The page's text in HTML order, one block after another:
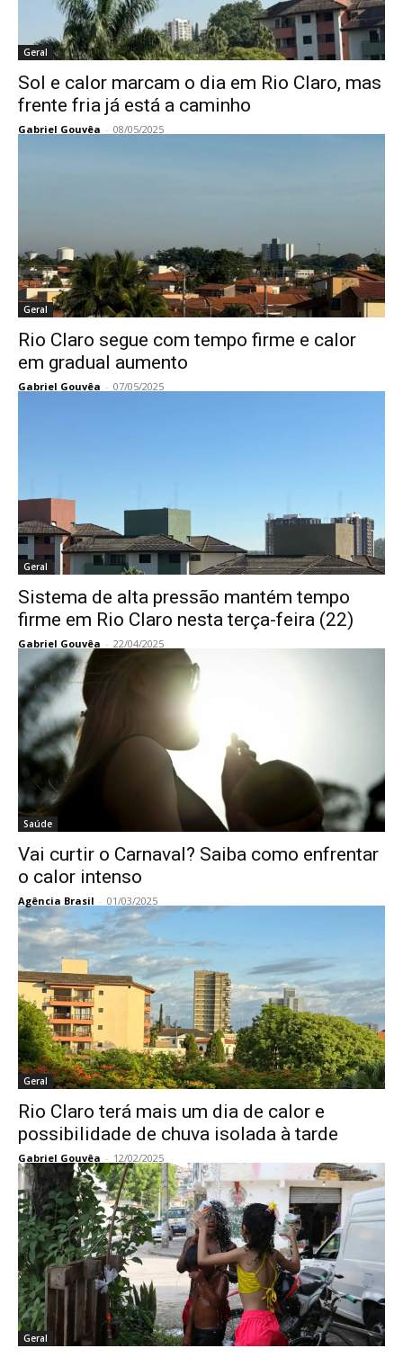
Geral
Sol e calor marcam o dia em Rio Claro, mas
frente fria já está a caminho
Gabriel Gouvêa - 08/05/2025
Geral
Rio Claro segue com tempo firme e calor
em gradual aumento
Gabriel Gouvêa - 07/05/2025
Geral
Sistema de alta pressão mantém tempo
firme em Rio Claro nesta terça-feira (22)
Gabriel Gouvêa - 22/04/2025
Saúde
Vai curtir o Carnaval? Saiba como enfrentar
o calor intenso
Agência Brasil - 01/03/2025
Geral
Rio Claro terá mais um dia de calor e
possibilidade de chuva isolada à tarde
Gabriel Gouvêa - 12/02/2025
Geral